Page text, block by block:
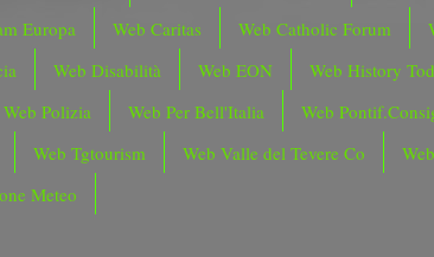
Europa Web Caritas Web Catholic Forum
Web Disabilità Web EON
Web History
Web Polizia Web Per Bell'Italia
Web
Web Tgtourism Web Valle del Tevere Co
Meteo